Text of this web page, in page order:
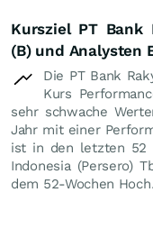
Kursziel PT Bank
(B) und Analysten
Die PT Bank
Kurs
sehr schwache
Jahr mit einer
ist in den letzten 52
Indonesia (Persero)
dem 52-Wochen